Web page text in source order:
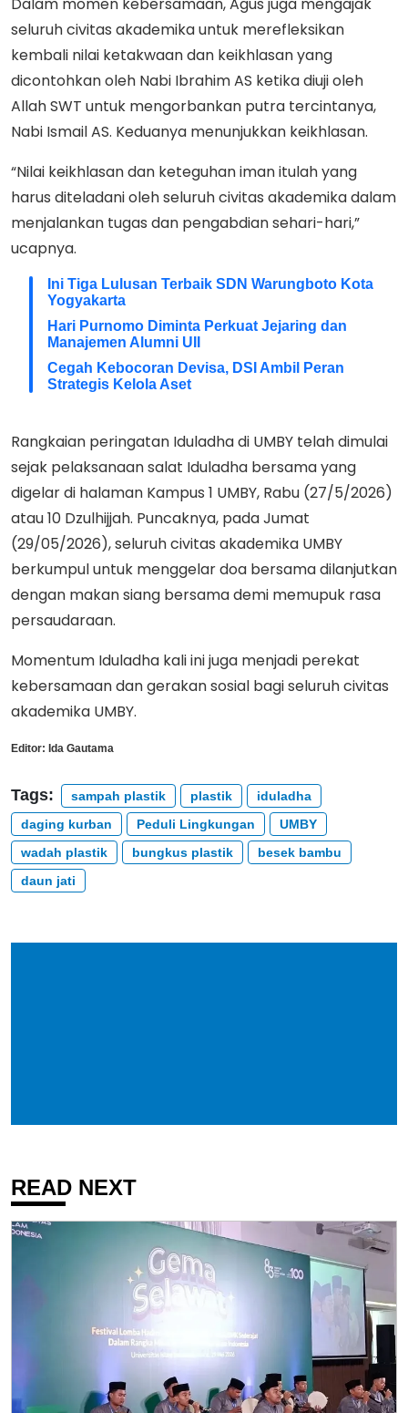
Dalam momen kebersamaan, Agus juga mengajak
seluruh civitas akademika untuk merefleksikan
kembali nilai ketakwaan dan keikhlasan yang
dicontohkan oleh Nabi Ibrahim AS ketika diuji oleh
Allah SWT untuk mengorbankan putra tercintanya,
Nabi Ismail AS. Keduanya menunjukkan keikhlasan.
“Nilai keikhlasan dan keteguhan iman itulah yang
harus diteladani oleh seluruh civitas akademika dalam
menjalankan tugas dan pengabdian sehari-hari,”
ucapnya.
Ini Tiga Lulusan Terbaik SDN Warungboto Kota
Yogyakarta
Hari Purnomo Diminta Perkuat Jejaring dan
Manajemen Alumni UII
Cegah Kebocoran Devisa, DSI Ambil Peran
Strategis Kelola Aset
Rangkaian peringatan Iduladha di UMBY telah dimulai
sejak pelaksanaan salat Iduladha bersama yang
digelar di halaman Kampus 1 UMBY, Rabu (27/5/2026)
atau 10 Dzulhijjah. Puncaknya, pada Jumat
(29/05/2026), seluruh civitas akademika UMBY
berkumpul untuk menggelar doa bersama dilanjutkan
dengan makan siang bersama demi memupuk rasa
persaudaraan.
Momentum Iduladha kali ini juga menjadi perekat
kebersamaan dan gerakan sosial bagi seluruh civitas
akademika UMBY.
Editor: Ida Gautama
Tags: sampah plastik plastik
iduladha
daging kurban
Peduli Lingkungan
UMBY
wadah plastik
bungkus plastik
besek bambu
daun jati
READ NEXT